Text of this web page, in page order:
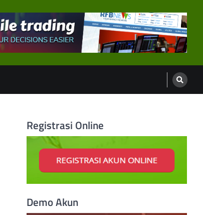
Registrasi Online
Demo Akun